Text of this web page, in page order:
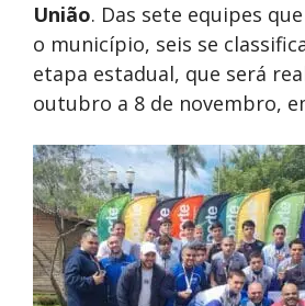
União. Das sete equipes
o município, seis se
etapa estadual, que será
outubro a 8 de novembro,